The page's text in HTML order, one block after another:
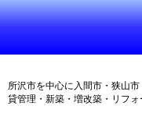
所沢市を中心に入間市・狭山
貸管理・新築・増改築・リフォ